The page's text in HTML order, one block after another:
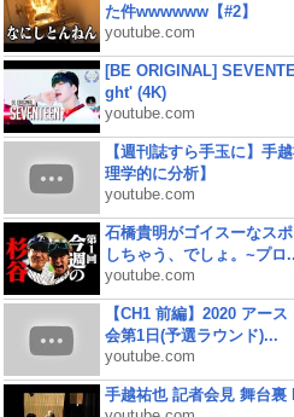
た件wwwwww【#2】
youtube.com
[BE ORIGINAL]
ght' (4K)
youtube.com
【週刊誌すら手玉に】手
理学的に分析】
youtube.com
石橋貴明がゴイスーなス
しちゃう、でしょ。~プロ
youtube.com
【CH1 前編】2020 アー
会第1日(予選ラウンド)...
youtube.com
手越祐也 記者会見 舞台裏